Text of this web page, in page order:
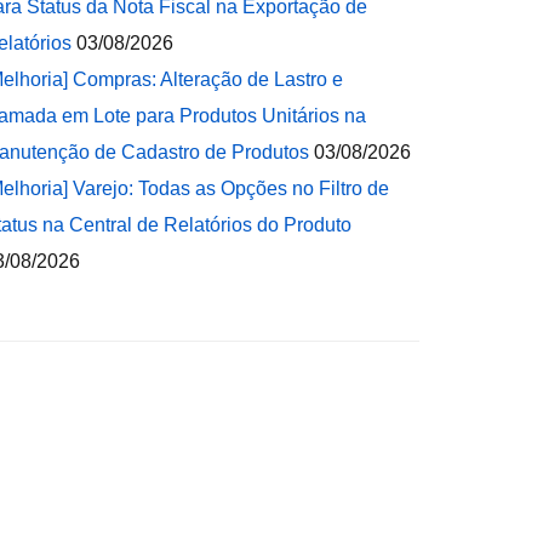
Status da Nota Fiscal na Exportação de
03/08/2026
Compras: Alteração de Lastro e
em Lote para Produtos Unitários na
de Cadastro de Produtos 03/08/2026
Varejo: Todas as Opções no Filtro de
na Central de Relatórios do Produto
08/2026